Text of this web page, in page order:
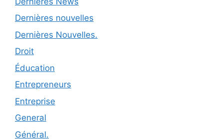
Dernières nouvelles
Dernières Nouvelles.
Droit
Éducation
Entrepreneurs
Entreprise
General
Général.